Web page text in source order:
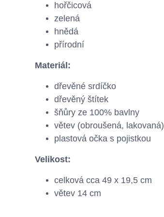
hořčicová
zelená
hnědá
přírodní
Materiál:
dřevěné srdíčko
dřevěný štítek
šňůry ze 100% bavlny
větev (obroušená, lakovaná)
plastová očka s pojistkou
Velikost:
celková cca 49 x 19,5 cm
větev 14 cm